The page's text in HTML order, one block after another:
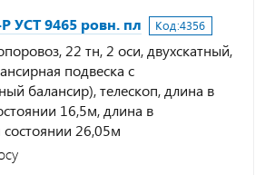
УСТ 9465 ровн. пл Код:4356
22 тн, 2 оси, двухскатный,
подвеска с
балансир), телескоп, длина в
16,5м, длина в
26,05м